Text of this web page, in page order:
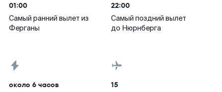
01:00
Самый ранний вылет из
Ферганы
22:00
Самый поздний вылет
до Нюрнберга
около 6 часов 15